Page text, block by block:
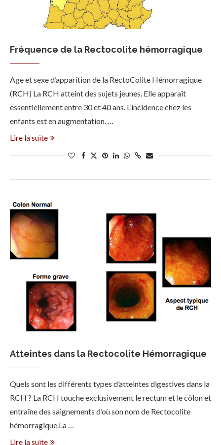
Fréquence de la Rectocolite hémorragique
Age et sexe d’apparition de la RectoColite Hémorragique
(RCH) La RCH atteint des sujets jeunes. Elle apparaît
essentiellement entre 30 et 40 ans. L’incidence chez les
enfants est en augmentation. …
Lire la suite
Atteintes dans la Rectocolite Hémorragique
Quels sont les différents types d’atteintes digestives dans la
RCH ? La RCH touche exclusivement le rectum et le côlon et
entraîne des saignements d’où son nom de Rectocolite
hémorragique.La …
Lire la suite